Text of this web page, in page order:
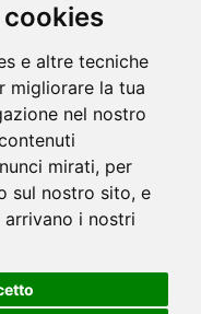
e altre tecniche
migliorare la tua
nel nostro
mirati, per
sul nostro sito, e
i nostri
Budella di
riservati.
/